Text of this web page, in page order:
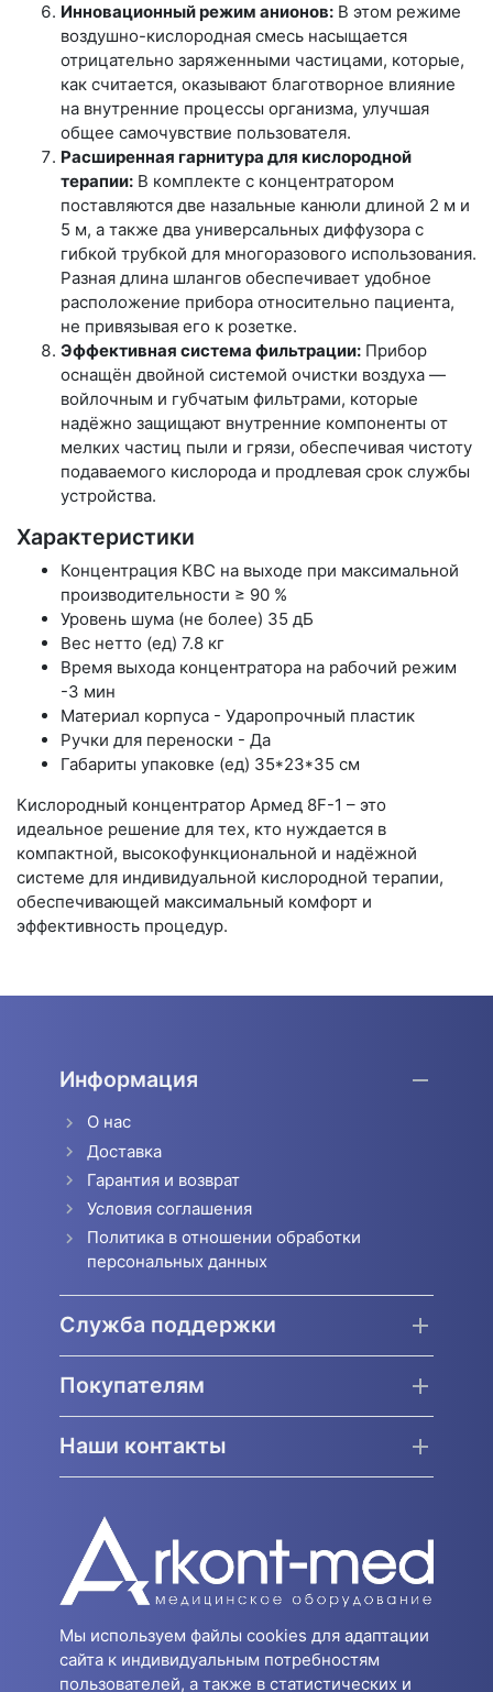
Инновационный режим анионов: В этом режиме
воздушно-кислородная смесь насыщается
отрицательно заряженными частицами, которые,
как считается, оказывают благотворное влияние
на внутренние процессы организма, улучшая
общее самочувствие пользователя.
Расширенная гарнитура для кислородной
терапии: В комплекте с концентратором
поставляются две назальные канюли длиной 2 м и
5 м, а также два универсальных диффузора с
гибкой трубкой для многоразового использования.
Разная длина шлангов обеспечивает удобное
расположение прибора относительно пациента,
не привязывая его к розетке.
Эффективная система фильтрации: Прибор
оснащён двойной системой очистки воздуха —
войлочным и губчатым фильтрами, которые
надёжно защищают внутренние компоненты от
мелких частиц пыли и грязи, обеспечивая чистоту
подаваемого кислорода и продлевая срок службы
устройства.
Характеристики
Концентрация КВС на выходе при максимальной
производительности ≥ 90 %
Уровень шума (не более) 35 дБ
Вес нетто (ед) 7.8 кг
Время выхода концентратора на рабочий режим
-3 мин
Материал корпуса - Ударопрочный пластик
Ручки для переноски - Да
Габариты упаковке (ед) 35*23*35 см
Кислородный концентратор Армед 8F-1 – это
идеальное решение для тех, кто нуждается в
компактной, высокофункциональной и надёжной
системе для индивидуальной кислородной терапии,
обеспечивающей максимальный комфорт и
эффективность процедур.
Информация
О нас
Доставка
Гарантия и возврат
Условия соглашения
Политика в отношении обработки
персональных данных
Служба поддержки
Покупателям
Наши контакты
Мы используем файлы cookies для адаптации
сайта к индивидуальным потребностям
пользователей, а также в статистических и